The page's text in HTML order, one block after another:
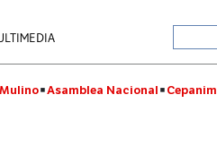
Asamblea Nacional Cepanim